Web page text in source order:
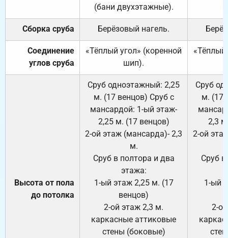
(бани двухэтажные).
Сборка сруба Берёзовый нагель.
Соединение
углов сруба
«Тёплый угол» (коренной
шип).
«Тёплый
Высота от пола
до потолка
Сруб одноэтажный: 2,25
м. (17 венцов) Сруб с
мансардой: 1-ый этаж-
2,25 м. (17 венцов)
2-ой этаж (мансарда)- 2,3
м.
Сруб в полтора и два
этажа:
1-ый этаж 2,25 м. (17
венцов)
2-ой этаж 2,3 м.
каркасные аттиковые
стены (боковые)
Сруб
м. (17
2,3
2-ой
Сруб
1-ый
2-